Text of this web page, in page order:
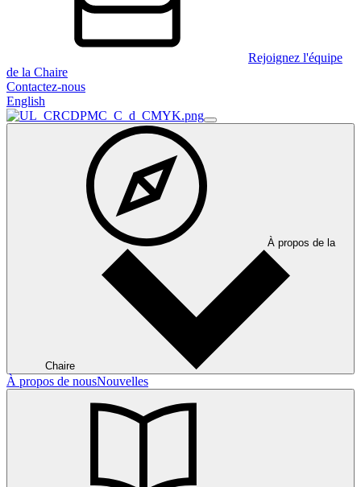
Rejoignez l'équipe
de la Chaire
Contactez-nous
English
À propos de la
Chaire
À propos de nousNouvelles